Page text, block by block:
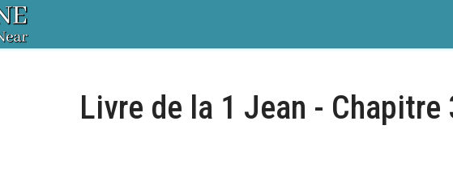
Livre de la 1 Jean - Chapitre